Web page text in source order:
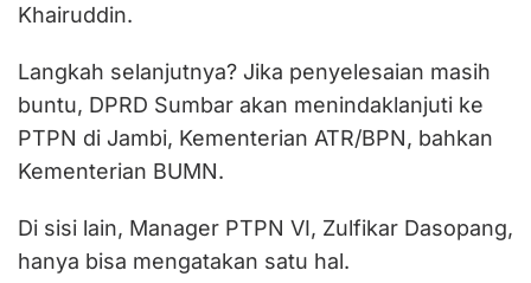
Khairuddin.
Langkah selanjutnya? Jika penyelesaian masih
buntu, DPRD Sumbar akan menindaklanjuti ke
PTPN di Jambi, Kementerian ATR/BPN, bahkan
Kementerian BUMN.
Di sisi lain, Manager PTPN VI, Zulfikar Dasopang,
hanya bisa mengatakan satu hal.